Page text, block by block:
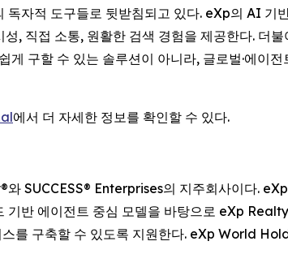
자적 도구들로 뒷받침되고 있다. eXp의 AI 기
, 직접 소통, 원활한 검색 경험을 제공한다. 더
구할 수 있는 솔루션이 아니라, 글로벌·에이
에서 더 자세한 정보를 확인할 수 있다.
SUCCESS® Enterprises의 지주회사이다.
반 에이전트 중심 모델을 바탕으로 eXp
를 구축할 수 있도록 지원한다. eXp World